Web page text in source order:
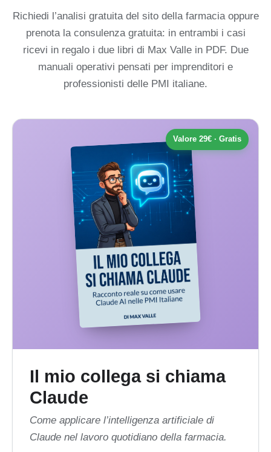
Richiedi l’analisi gratuita del sito della farmacia oppure
prenota la consulenza gratuita: in entrambi i casi
ricevi in regalo i due libri di Max Valle in PDF. Due
manuali operativi pensati per imprenditori e
professionisti delle PMI italiane.
Valore 29€ · Gratis
Il mio collega si chiama
Claude
Come applicare l’intelligenza artificiale di
Claude nel lavoro quotidiano della farmacia.